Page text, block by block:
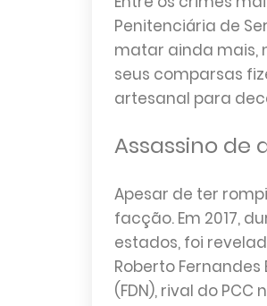
Penitenciária de
matar ainda mais,
seus comparsas
artesanal para
Assassino de
Apesar de ter
facção. Em 2017,
estados, foi
Roberto Fernandes
(FDN), rival do